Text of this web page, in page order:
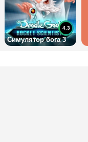
Симулятор бога 3
4.3